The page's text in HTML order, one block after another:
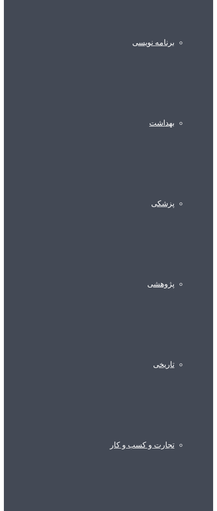
برنامه نویسی
بهداشت
پزشکی
پژوهشی
تاریخی
تجارت و کسب و کار